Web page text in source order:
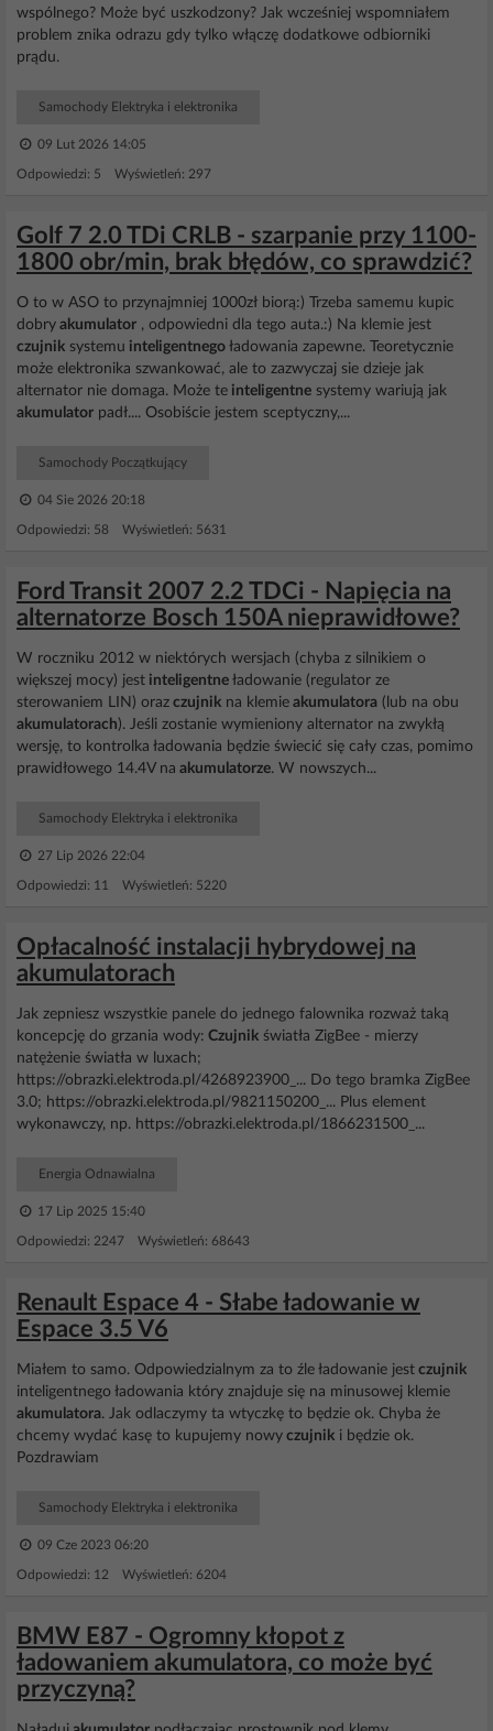
wspólnego? Może być uszkodzony? Jak wcześniej wspomniałem
problem znika odrazu gdy tylko włączę dodatkowe odbiorniki
prądu.
Samochody Elektryka i elektronika
09 Lut 2026 14:05
Odpowiedzi: 5 Wyświetleń: 297
Golf 7 2.0 TDi CRLB - szarpanie przy 1100-
1800 obr/min, brak błędów, co sprawdzić?
O to w ASO to przynajmniej 1000zł biorą:) Trzeba samemu kupic
dobry akumulator , odpowiedni dla tego auta.:) Na klemie jest
czujnik systemu inteligentnego ładowania zapewne. Teoretycznie
może elektronika szwankować, ale to zazwyczaj sie dzieje jak
alternator nie domaga. Może te inteligentne systemy wariują jak
akumulator padł.... Osobiście jestem sceptyczny,...
Samochody Początkujący
04 Sie 2026 20:18
Odpowiedzi: 58 Wyświetleń: 5631
Ford Transit 2007 2.2 TDCi - Napięcia na
alternatorze Bosch 150A nieprawidłowe?
W roczniku 2012 w niektórych wersjach (chyba z silnikiem o
większej mocy) jest inteligentne ładowanie (regulator ze
sterowaniem LIN) oraz czujnik na klemie akumulatora (lub na obu
akumulatorach). Jeśli zostanie wymieniony alternator na zwykłą
wersję, to kontrolka ładowania będzie świecić się cały czas, pomimo
prawidłowego 14.4V na akumulatorze. W nowszych...
Samochody Elektryka i elektronika
27 Lip 2026 22:04
Odpowiedzi: 11 Wyświetleń: 5220
Opłacalność instalacji hybrydowej na
akumulatorach
Jak zepniesz wszystkie panele do jednego falownika rozważ taką
koncepcję do grzania wody: Czujnik światła ZigBee - mierzy
natężenie światła w luxach;
https://obrazki.elektroda.pl/4268923900_... Do tego bramka ZigBee
3.0; https://obrazki.elektroda.pl/9821150200_... Plus element
wykonawczy, np. https://obrazki.elektroda.pl/1866231500_...
Energia Odnawialna
17 Lip 2025 15:40
Odpowiedzi: 2247 Wyświetleń: 68643
Renault Espace 4 - Słabe ładowanie w
Espace 3.5 V6
Miałem to samo. Odpowiedzialnym za to źle ładowanie jest czujnik
inteligentnego ładowania który znajduje się na minusowej klemie
akumulatora. Jak odlaczymy ta wtyczkę to będzie ok. Chyba że
chcemy wydać kasę to kupujemy nowy czujnik i będzie ok.
Pozdrawiam
Samochody Elektryka i elektronika
09 Cze 2023 06:20
Odpowiedzi: 12 Wyświetleń: 6204
BMW E87 - Ogromny kłopot z
ładowaniem akumulatora, co może być
przyczyną?